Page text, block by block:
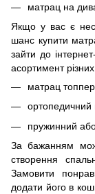
матрац на
Якщо у вас є
шанс купити
зайти до
асортимент
матрац
ортопедичний
пружинний
За бажанням
створення
Замовити
додати його в